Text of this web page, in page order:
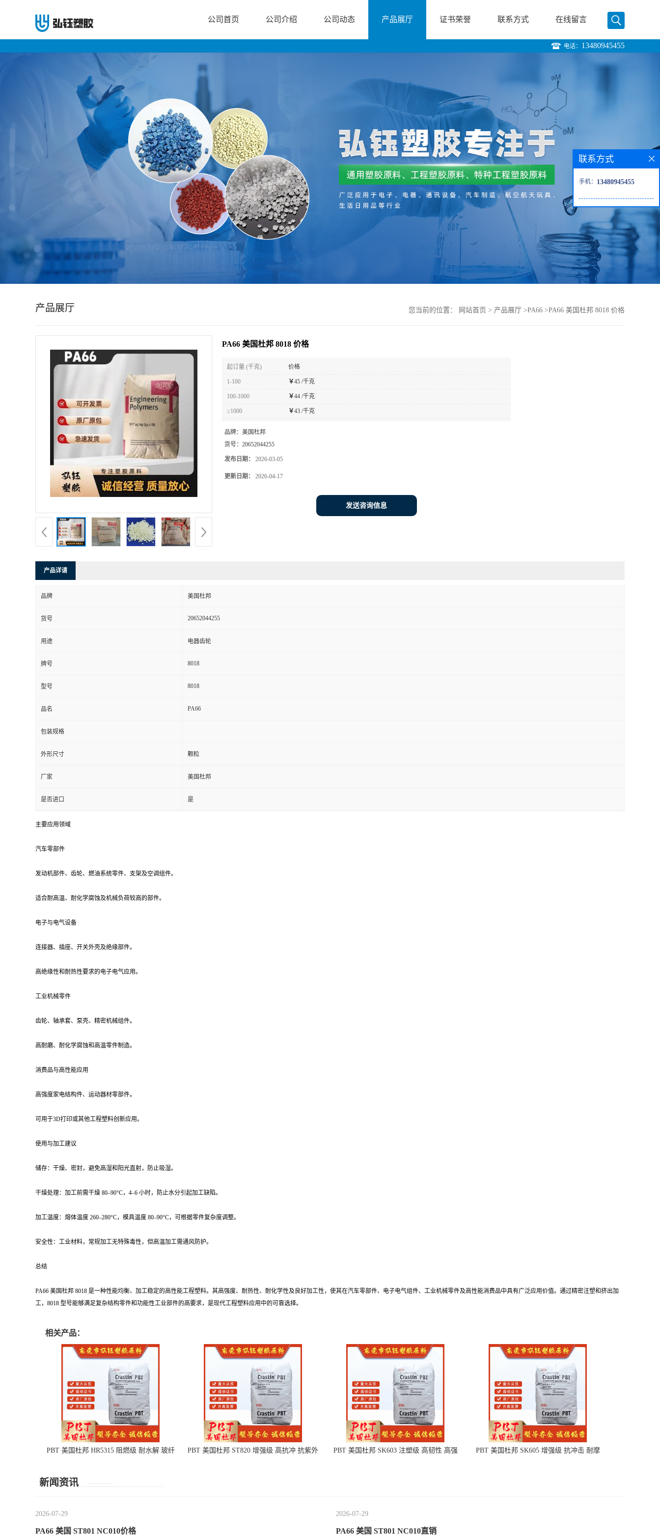
动
公司首页 公司介绍 公司动态 产品展厅 证书荣誉 联系方式 在线留言
电话： 13480945455
产品展厅 您当前的位置： 网站首页 > 产品展厅 >PA66 >PA66 美国杜邦 8018 价格
PA66 美国杜邦 8018 价格
起订量 (千克) 价格
1-100 ￥45 /千克
100-1000 ￥44 /千克
≥1000 ￥43 /千克
品牌： 美国杜邦
货号： 20652044255
发布日期： 2026-03-05
更新日期： 2026-04-17
发送咨询信息
产品详请
品牌 美国杜邦
货号 20652044255
用途 电器齿轮
牌号 8018
型号 8018
品名 PA66
包装规格
外形尺寸 颗粒
厂家 美国杜邦
是否进口 是
主要应用领域
汽车零部件
发动机部件、齿轮、燃油系统零件、支架及空调组件。
适合耐高温、耐化学腐蚀及机械负荷较高的部件。
电子与电气设备
连接器、插座、开关外壳及绝缘部件。
高绝缘性和耐热性要求的电子电气应用。
工业机械零件
齿轮、轴承套、泵壳、精密机械组件。
高耐磨、耐化学腐蚀和高温零件制造。
消费品与高性能应用
高强度家电结构件、运动器材零部件。
可用于3D打印或其他工程塑料创新应用。
使用与加工建议
储存：干燥、密封，避免高湿和阳光直射，防止吸湿。
干燥处理：加工前需干燥 80–90°C，4–6 小时，防止水分引起加工缺陷。
加工温度：熔体温度 260–280°C，模具温度 80–90°C，可根据零件复杂度调整。
安全性：工业材料，常规加工无特殊毒性，但高温加工需通风防护。
总结
PA66 美国杜邦 8018 是一种性能均衡、加工稳定的高性能工程塑料。其高强度、耐热性、耐化学性及良好加工性，使其在汽车零部件、电子电气组件、工业机械零件及高性能消费品中具有广泛应用价值。通过精密注塑和挤出加
工，8018 型号能够满足复杂结构零件和功能性工业部件的高要求，是现代工程塑料应用中的可靠选择。
相关产品：
PBT 美国杜邦 HR5315 阻燃级 耐水解 玻纤
PBT 美国杜邦 ST820 增强级 高抗冲 抗紫外
PBT 美国杜邦 SK603 注塑级 高韧性 高强
PBT 美国杜邦 SK605 增强级 抗冲击 耐摩
新闻资讯
2026-07-29
PA66 美国 ST801 NC010价格
2026-07-29
PA66 美国 ST801 NC010直销
联系方式
手机： 13480945455